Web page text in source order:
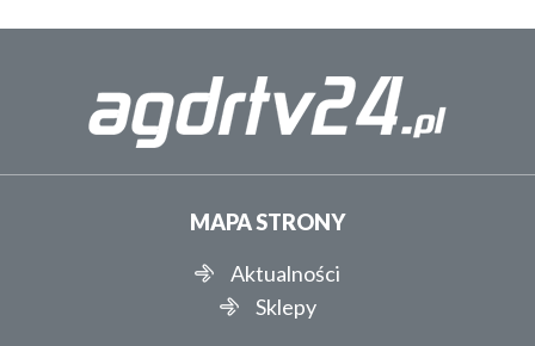
MAPA STRONY
Aktualności
Sklepy